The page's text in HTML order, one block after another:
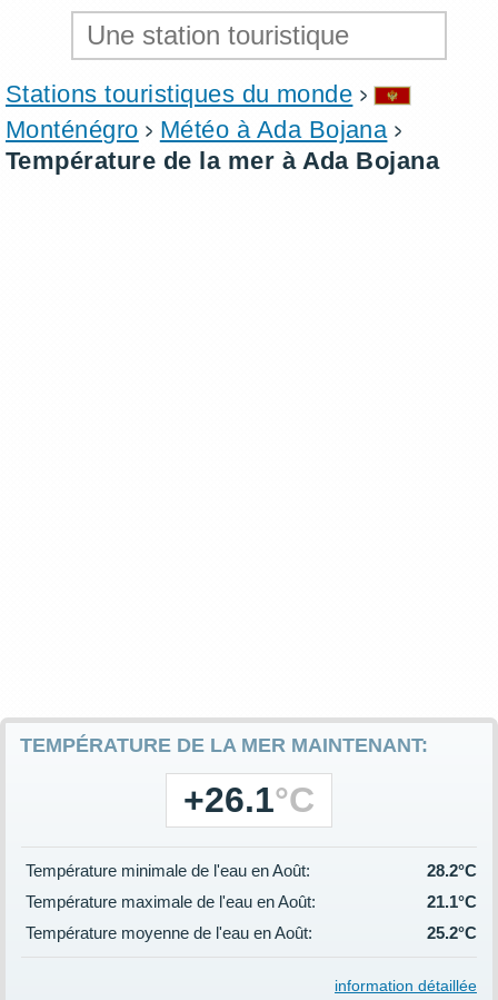
Stations touristiques du monde
Monténégro
Météo à Ada Bojana
Température de la mer à Ada Bojana
TEMPÉRATURE DE LA MER MAINTENANT:
+26.1°C
Température minimale de l'eau en Août:
28.2°C
Température maximale de l'eau en Août:
21.1°C
Température moyenne de l'eau en Août:
25.2°C
information détaillée